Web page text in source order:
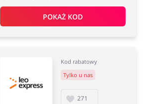
POKAŻ KOD
Kod rabatowy
Tylko u nas
271